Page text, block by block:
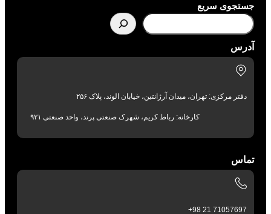
جستجوی سریع
آدرس
دفتر مرکزی: تهران، میدان آرژانتین، خیابان الوند، پلاک ۲۵۶
کارخانه: رباط کریم، شهرک صنعتی پرند، واحد صنعتی ۹۲۱
تماس
71057697 21 98+